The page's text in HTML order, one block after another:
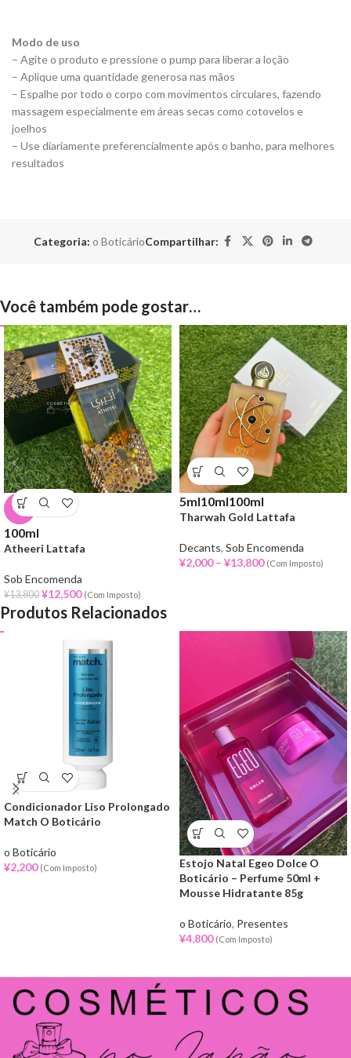
Modo de uso
– Agite o produto e pressione o pump para liberar a loção
– Aplique uma quantidade generosa nas mãos
– Espalhe por todo o corpo com movimentos circulares, fazendo
massagem especialmente em áreas secas como cotovelos e
joelhos
– Use diariamente preferencialmente após o banho, para melhores
resultados
Categoria: o BoticárioCompartilhar:
Você também pode gostar…
-9%
100ml
Atheeri Lattafa
Sob Encomenda
¥13,800 ¥12,500 (Com Imposto)
5ml10ml100ml
Tharwah Gold Lattafa
Decants, Sob Encomenda
¥2,000 – ¥13,800 (Com Imposto)
Produtos Relacionados
Condicionador Liso Prolongado
Match O Boticário
o Boticário
¥2,200 (Com Imposto)
Estojo Natal Egeo Dolce O
Boticário – Perfume 50ml +
Mousse Hidratante 85g
o Boticário, Presentes
¥4,800 (Com Imposto)